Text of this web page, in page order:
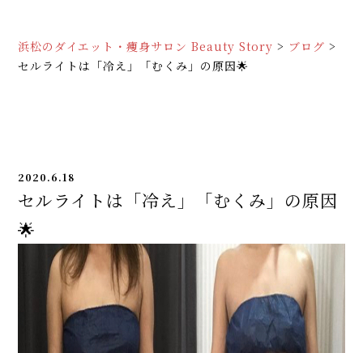
浜松のダイエット・痩身サロン Beauty Story > ブログ >
セルライトは「冷え」「むくみ」の原因🌟
2020.6.18
セルライトは「冷え」「むくみ」の原因
🌟